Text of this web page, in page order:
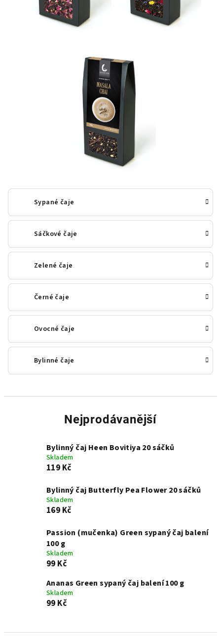
Sypané čaje
Sáčkové čaje
Zelené čaje
Černé čaje
Ovocné čaje
Bylinné čaje
Nejprodávanější
Bylinný čaj Heen Bovitiya 20 sáčků
Skladem
119 Kč
Bylinný čaj Butterfly Pea Flower 20 sáčků
Skladem
169 Kč
Passion (mučenka) Green sypaný čaj balení
100 g
Skladem
99 Kč
Ananas Green sypaný čaj balení 100 g
Skladem
99 Kč